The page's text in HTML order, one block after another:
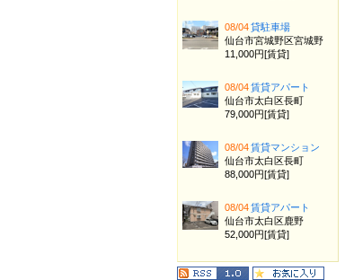
08/04貸駐車場
仙台市宮城野区宮城野
11,000円[賃貸]
08/04賃貸アパート
仙台市太白区長町
79,000円[賃貸]
08/04賃貸マンション
仙台市太白区長町
88,000円[賃貸]
08/04賃貸アパート
仙台市太白区鹿野
52,000円[賃貸]